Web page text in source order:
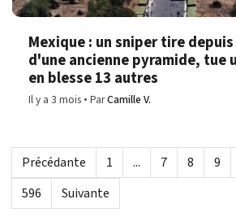
Mexique : un sniper tire
d'une ancienne pyramide, tue
en blesse 13 autres
Il y a 3 mois ParCamille V.
Précédante 1 ... 7 8 9
596
Suivante